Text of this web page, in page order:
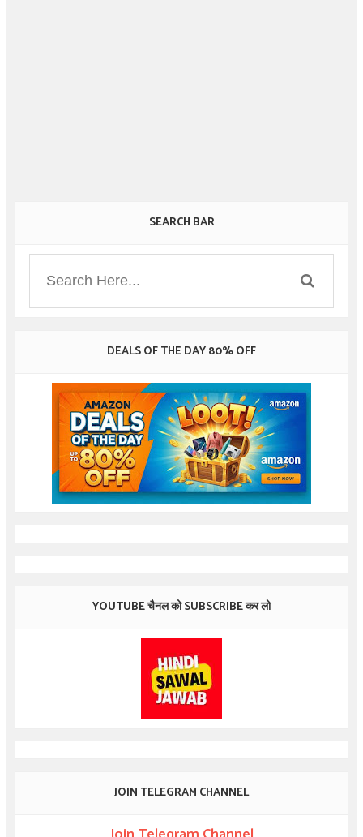
SEARCH BAR
DEALS OF THE DAY 80% OFF
YOUTUBE चैनल को SUBSCRIBE कर लो
JOIN TELEGRAM CHANNEL